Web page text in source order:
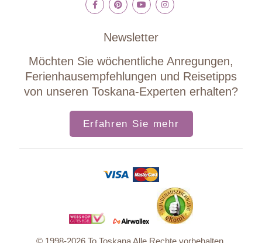
Newsletter
Möchten Sie wöchentliche Anregungen,
Ferienhausempfehlungen und Reisetipps
von unseren Toskana-Experten erhalten?
Erfahren Sie mehr
© 1998-2026 To Toskana Alle Rechte vorbehalten.